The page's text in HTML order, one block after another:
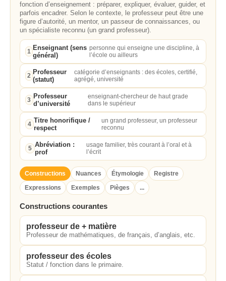
fonction d’enseignement : préparer, expliquer, évaluer, guider, et
parfois encadrer. Selon le contexte, le professeur peut être une
figure d’autorité, un mentor, un passeur de connaissances, ou
un spécialiste reconnu (un grand professeur).
1 Enseignant (sens
général)
personne qui enseigne une discipline, à
l’école ou ailleurs
2 Professeur
(statut)
catégorie d’enseignants : des écoles, certifié,
agrégé, université
3 Professeur
d’université
enseignant-chercheur de haut grade
dans le supérieur
4 Titre honorifique /
respect
un grand professeur, un professeur
reconnu
5 Abréviation :
prof
usage familier, très courant à l’oral et à
l’écrit
Constructions Nuances Étymologie
Registre
Expressions
Exemples Pièges ...
Constructions courantes
professeur de + matière
Professeur de mathématiques, de français, d’anglais, etc.
professeur des écoles
Statut / fonction dans le primaire.